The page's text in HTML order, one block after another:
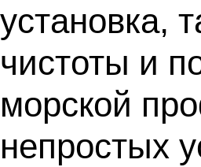
установка,
чистоты и
морской
непростых